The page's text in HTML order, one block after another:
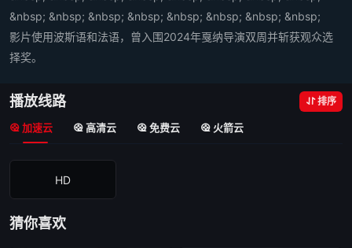
&nbsp; &nbsp; &nbsp; &nbsp; &nbsp; &nbsp; &nbsp; &nbsp;
影片使用波斯语和法语，曾入围2024年戛纳导演双周并斩获观众选
择奖。
播放线路 排序
加速云 高清云 免费云 火箭云
HD
猜你喜欢